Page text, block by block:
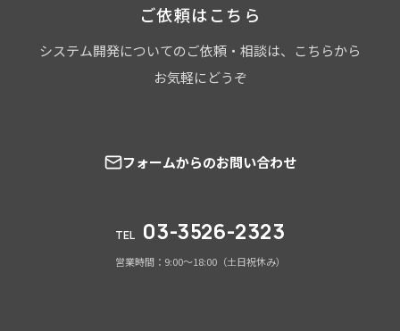
ご依頼はこちら
システム開発についてのご依頼・相談は、こちらから
お気軽にどうぞ
フォームからのお問い合わせ
TEL 03-3526-2323
営業時間：9:00～18:00（土日祝休み）